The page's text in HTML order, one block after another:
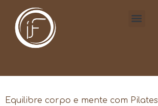
Equilibre corpo e mente com Pilates